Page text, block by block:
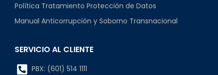
Política Tratamiento Protección de Datos
Manual Anticorrupción y Soborno Transnacional
SERVICIO AL CLIENTE
PBX: (601) 514 1111